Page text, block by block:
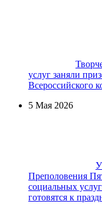
услуг заняли
Всероссийского
5 Мая 2026
Преполовения
социальных
готовятся к